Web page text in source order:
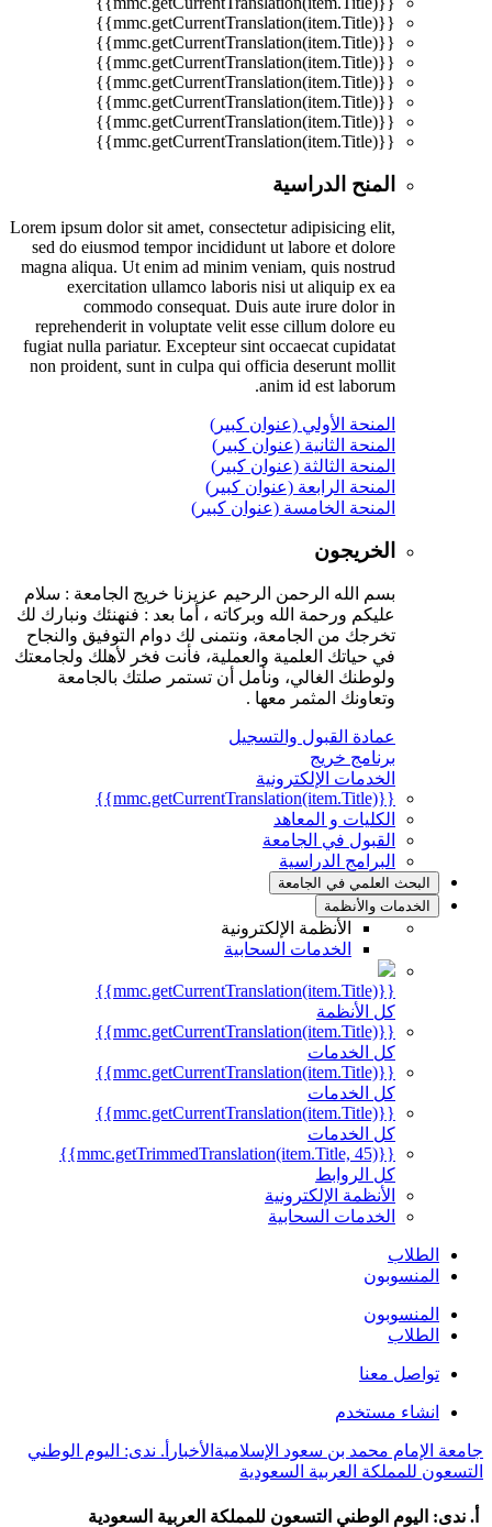
{{mmc.getCurrentTranslation(item.Title)}}
{{mmc.getCurrentTranslation(item.Title)}}
{{mmc.getCurrentTranslation(item.Title)}}
{{mmc.getCurrentTranslation(item.Title)}}
{{mmc.getCurrentTranslation(item.Title)}}
{{mmc.getCurrentTranslation(item.Title)}}
{{mmc.getCurrentTranslation(item.Title)}}
المنح الدراسية
Lorem ipsum dolor sit amet, consectetur adipisicing elit,
sed do eiusmod tempor incididunt ut labore et dolore
magna aliqua. Ut enim ad minim veniam, quis nostrud
exercitation ullamco laboris nisi ut aliquip ex ea
commodo consequat. Duis aute irure dolor in
reprehenderit in voluptate velit esse cillum dolore eu
fugiat nulla pariatur. Excepteur sint occaecat cupidatat
non proident, sunt in culpa qui officia deserunt mollit
anim id est laborum.
المنحة الأولي (عنوان كبير)
المنحة الثانية (عنوان كبير)
المنحة الثالثة (عنوان كبير)
المنحة الرابعة (عنوان كبير)
المنحة الخامسة (عنوان كبير)
الخريجون
بسم الله الرحمن الرحيم عزيزنا خريج الجامعة : سلام
عليكم ورحمة الله وبركاته ، أما بعد : فنهنئك ونبارك لك
تخرجك من الجامعة، ونتمنى لك دوام التوفيق والنجاح
في حياتك العلمية والعملية، فأنت فخر لأهلك ولجامعتك
ولوطنك الغالي، ونأمل أن تستمر صلتك بالجامعة
وتعاونك المثمر معها .
عمادة القبول والتسجيل
برنامج خريج
الخدمات الإلكترونية
{{mmc.getCurrentTranslation(item.Title)}}
الكليات و المعاهد
القبول في الجامعة
البرامج الدراسية
البحث العلمي في الجامعة
الخدمات والأنظمة
الأنظمة الإلكترونية
الخدمات السحابية
{{mmc.getCurrentTranslation(item.Title)}}
كل الأنظمة
{{mmc.getCurrentTranslation(item.Title)}}
كل الخدمات
{{mmc.getCurrentTranslation(item.Title)}}
كل الخدمات
{{mmc.getCurrentTranslation(item.Title)}}
كل الخدمات
{{mmc.getTrimmedTranslation(item.Title, 45)}}
كل الروابط
الأنظمة الإلكترونية
الخدمات السحابية
الطلاب
المنسوبون
المنسوبون
الطلاب
تواصل معنا
انشاء مستخدم
جامعة الإمام محمد بن سعود الإسلامية الأخبار أ. ندى: اليوم الوطني
التسعون للمملكة العربية السعودية
أ. ندى: اليوم الوطني التسعون للمملكة العربية السعودية